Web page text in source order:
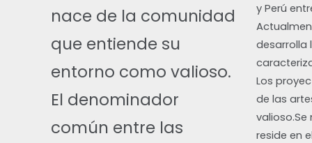
nace de la comunidad
que entiende su
entorno como valioso.
El denominador
común entre las
y Perú
desarrolla
Los
de las
reside en